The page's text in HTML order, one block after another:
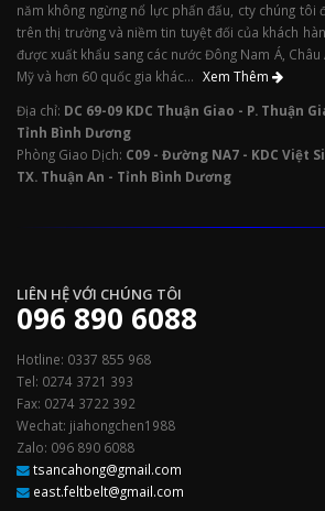
năm không ngừng nổ lực phấn đấu, cty chúng tôi
trên thị trường và niềm tin tuyệt đối của khách
được xuất khẩu sang các nước Đông Nam Á, Châu
Mỹ và hơn 60 quốc gia khác... Xem Thêm
Địa chỉ: DC 69-09 KDC Thuận Giao - P. Thuận
Tỉnh Bình Dương
Phòng Giao Dịch: C09 - Đường NA7 - KDC Việt
TX. Thuận An - Tỉnh Bình Dương
LIÊN HỆ VỚI CHÚNG TÔI
096 890 6088
Hotline: 0337 855 968
Tel: 0274 3721 393
Fax: 0274 3722 392
Wechat: jiahongchen1988
Zalo: 096 890 6088
tsancahong@gmail.com
east.feltbelt@gmail.com